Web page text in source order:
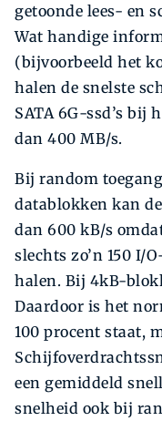
getoonde lees- en
Wat handige
(bijvoorbeeld het
halen de snelste
SATA 6G-ssd’s bij
dan 400 MB/s.
Bij random
datablokken kan
dan 600 kB/s
slechts zo’n 150 I/
halen. Bij 4kB-
Daardoor is het
100 procent staat,
een gemiddeld
snelheid ook bij